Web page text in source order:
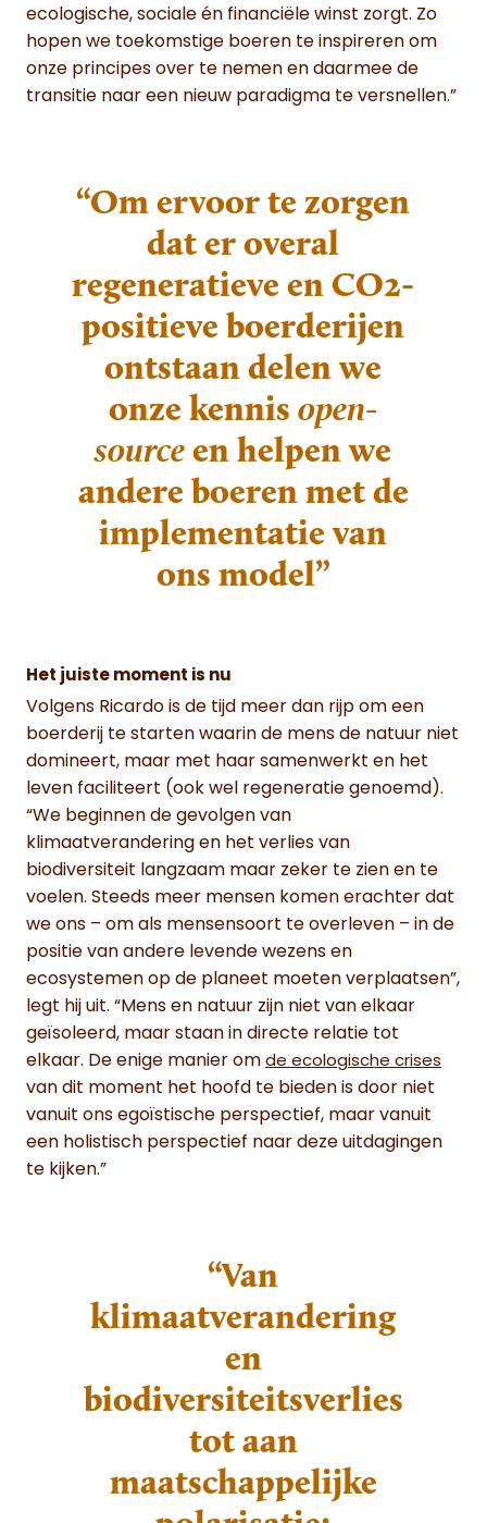
ecologische, sociale én financiële winst zorgt. Zo
hopen we toekomstige boeren te inspireren om
onze principes over te nemen en daarmee de
transitie naar een nieuw paradigma te versnellen.”
“Om ervoor te zorgen
dat er overal
regeneratieve en CO2-
positieve boerderijen
ontstaan delen we
onze kennis open-
sourceen helpen we
andere boeren met de
implementatie van
ons model”
Het juiste moment is nu
Volgens Ricardo is de tijd meer dan rijp om een
boerderij te starten waarin de mens de natuur niet
domineert, maar met haar samenwerkt en het
leven faciliteert (ook wel regeneratie genoemd).
“We beginnen de gevolgen van
klimaatverandering en het verlies van
biodiversiteit langzaam maar zeker te zien en te
voelen. Steeds meer mensen komen erachter dat
we ons – om als mensensoort te overleven – in de
positie van andere levende wezens en
ecosystemen op de planeet moeten verplaatsen”,
legt hij uit. “Mens en natuur zijn niet van elkaar
geïsoleerd, maar staan in directe relatie tot
elkaar. De enige manier om de ecologische crises
van dit moment het hoofd te bieden is door niet
vanuit ons egoïstische perspectief, maar vanuit
een holistisch perspectief naar deze uitdagingen
te kijken.”
“Van
klimaatverandering
en
biodiversiteitsverlies
tot aan
maatschappelijke